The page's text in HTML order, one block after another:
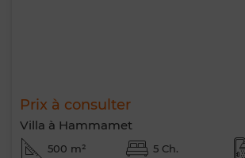
Prix à consulter
Villa à Hammamet
500 m² 5 Ch.